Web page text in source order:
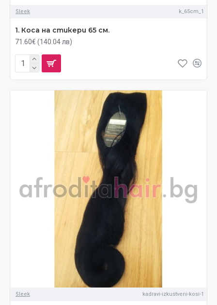
Sleek k_65cm_1
1. Коса на стикери 65 см.
71.60€ (140.04 лв)
Sleek kadravi-izkustveni-kosi-1